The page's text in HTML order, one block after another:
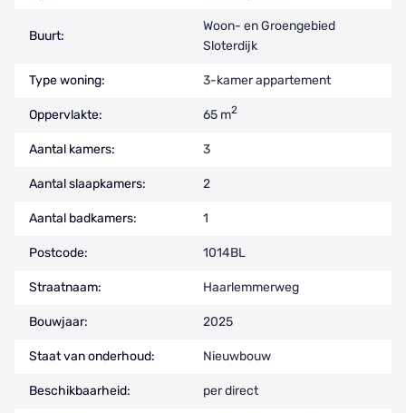
Buurt:
Woon- en Groengebied
Sloterdijk
Type woning: 3-kamer appartement
Oppervlakte: 65 m2
Aantal kamers: 3
Aantal slaapkamers: 2
Aantal badkamers: 1
Postcode: 1014BL
Straatnaam: Haarlemmerweg
Bouwjaar: 2025
Staat van onderhoud: Nieuwbouw
Beschikbaarheid: per direct